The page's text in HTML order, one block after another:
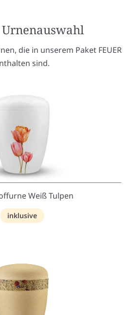
Urnenauswahl
die in unserem Paket FEUER
sind.
Weiß Tulpen
inklusive